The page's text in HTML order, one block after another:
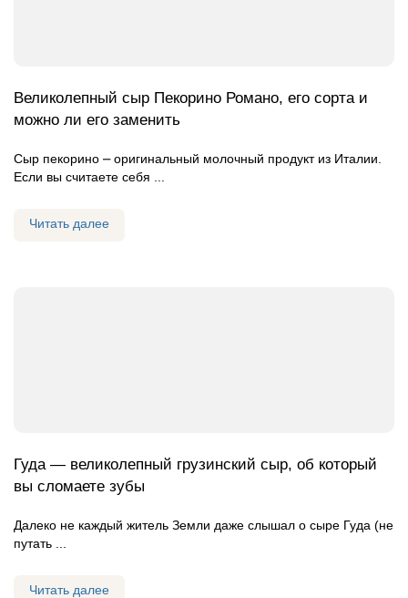
Великолепный сыр Пекорино Романо, его сорта и
можно ли его заменить
Сыр пекорино ⎼ оригинальный молочный продукт из Италии.
Если вы считаете себя ...
Читать далее
Гуда — великолепный грузинский сыр, об который
вы сломаете зубы
Далеко не каждый житель Земли даже слышал о сыре Гуда (не
путать ...
Читать далее